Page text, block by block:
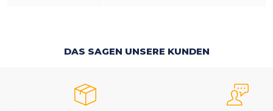
DAS SAGEN UNSERE KUNDEN